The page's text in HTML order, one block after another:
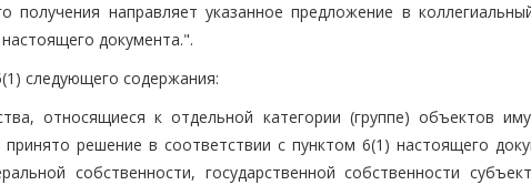
получения направляет указанное предложение в
документа.".
следующего содержания:
относящиеся к отдельной категории (группе) объектов
решение в соответствии с пунктом 6(1) настоящего
собственности, государственной собственности